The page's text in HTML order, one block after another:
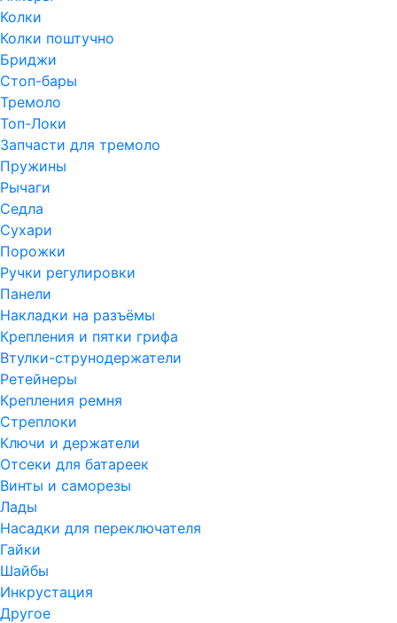
Колки
Колки поштучно
Бриджи
Стоп-бары
Тремоло
Топ-Локи
Запчасти для тремоло
Пружины
Рычаги
Седла
Сухари
Порожки
Ручки регулировки
Панели
Накладки на разъёмы
Крепления и пятки грифа
Втулки-струнодержатели
Ретейнеры
Крепления ремня
Стреплоки
Ключи и держатели
Отсеки для батареек
Винты и саморезы
Лады
Насадки для переключателя
Гайки
Шайбы
Инкрустация
Другое